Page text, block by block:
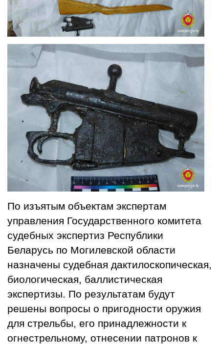
По изъятым объектам экспертам
управления Государственного комитета
судебных экспертиз Республики
Беларусь по Могилевской области
назначены судебная дактилоскопическая,
биологическая, баллистическая
экспертизы. По результатам будут
решены вопросы о пригодности оружия
для стрельбы, его принадлежности к
огнестрельному, отнесении патронов к